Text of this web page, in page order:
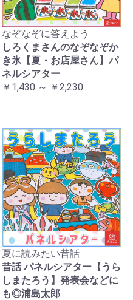
なぞなぞに答えよう
しろくまさんのなぞなぞか
き氷【夏・お店屋さん】パ
ネルシアター
￥1,430 ～ ￥2,230
夏に読みたい昔話
昔話 パネルシアター【うら
しまたろう】発表会などに
も◎浦島太郎